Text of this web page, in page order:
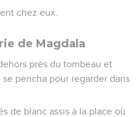
chez eux.
de Magdala
près du tombeau et
pencha pour regarder dans
de blanc assis à la place où